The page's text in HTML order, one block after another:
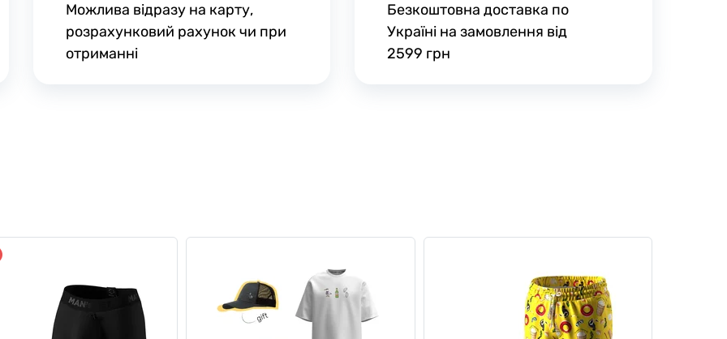
Можлива відразу на карту,
розрахунковий рахунок чи при
отриманні
Безкоштовна доставка по
Україні на замовлення від
2599 грн